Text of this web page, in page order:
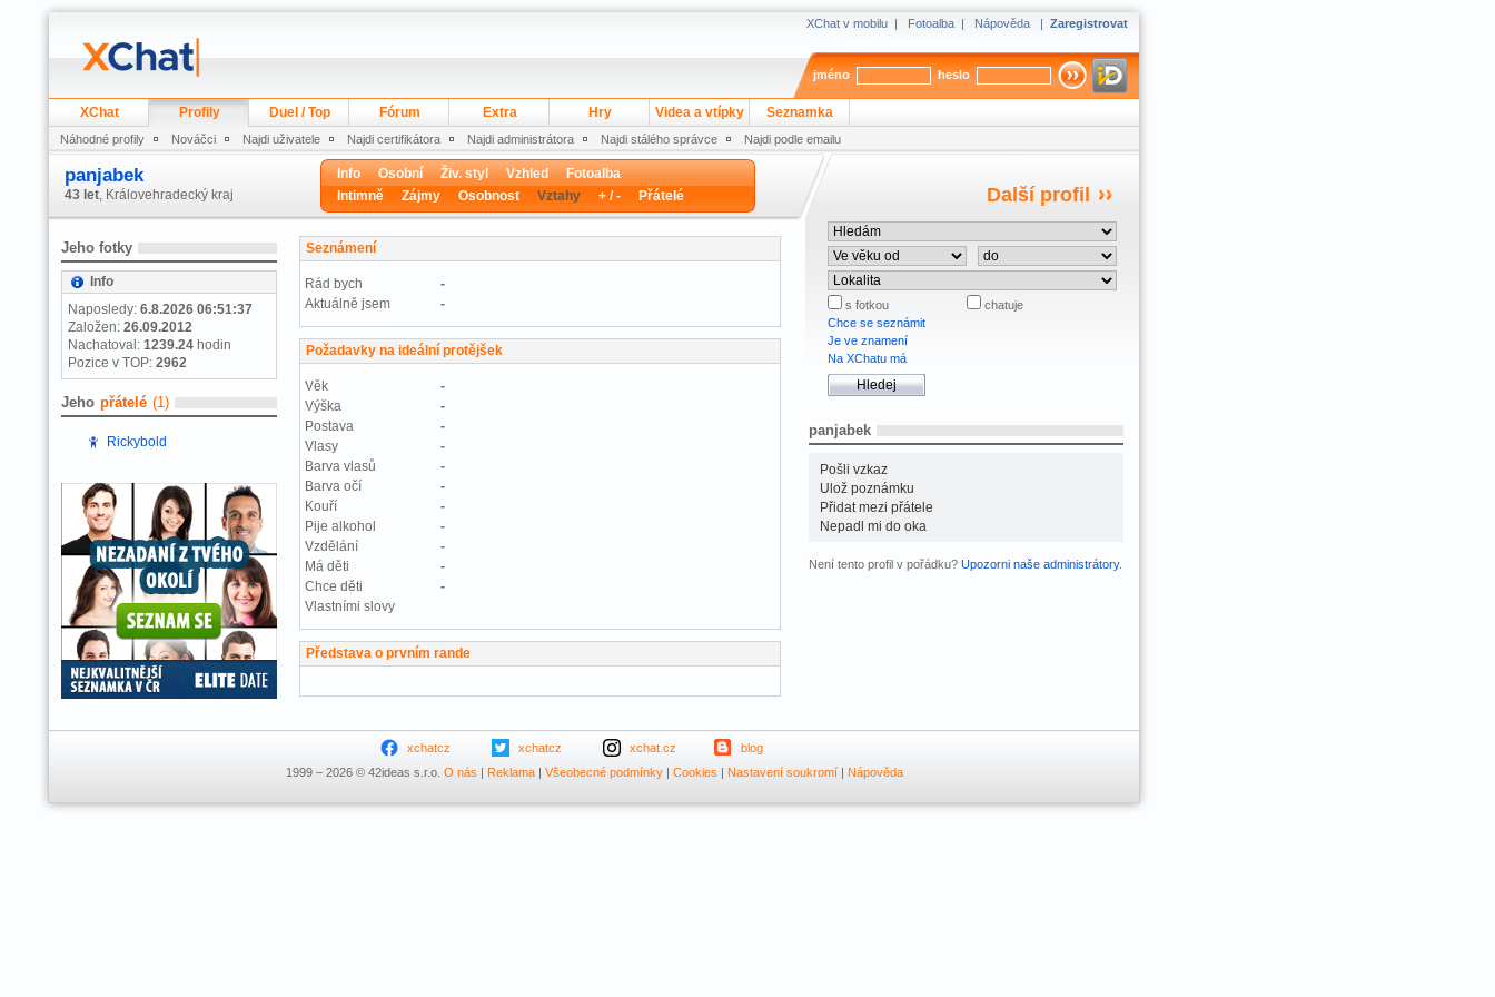
XChat v mobilu | Fotoalba | Nápověda | Zaregistrovat
jméno heslo
XChat Profily Duel / Top Fórum Extra Hry Videa a vtípky Seznamka
Náhodné profily Nováčci Najdi uživatele Najdi certifikátora Najdi administrátora Najdi stálého správce Najdi podle emailu
panjabek
43 let, Královehradecký kraj
Info Osobní Živ. styl Vzhled
Fotoalba
Intimně
Zájmy Osobnost Vztahy + / - Přátelé Další profil
Jeho fotky
Info
Naposledy: 6.8.2026 06:51:37
Založen: 26.09.2012
Nachatoval: 1239.24 hodin
Pozice v TOP: 2962
Jeho přátelé (1)
Rickybold
Seznámení
Rád bych
-
Aktuálně jsem
-
Požadavky na ideální protějšek
Věk
-
Výška
-
Postava
-
Vlasy
-
Barva vlasů
-
Barva očí
-
Kouří
-
Pije alkohol
-
Vzdělání
-
Má děti
-
Chce děti
-
Vlastními slovy
Představa o prvním rande
s fotkou
chatuje
Chce se seznámit
Je ve znamení
Na XChatu má
panjabek
Pošli vzkaz
Ulož poznámku
Přidat mezi přátele
Nepadl mi do oka
Není tento profil v pořádku? Upozorni naše administrátory.
xchatcz xchatcz xchat.cz
blog
1999 – 2026 © 42ideas s.r.o. O nás | Reklama| Všeobecné podmínky| Cookies | Nastavení soukromí| Nápověda